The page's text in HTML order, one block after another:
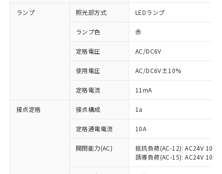
ランプ 照光部方式 LEDランプ
ランプ色 赤
定格電圧 AC/DC6V
使用電圧 AC/DC6V±10%
定格電流 11mA
接点定格 接点構成 1a
定格通電電流 10A
開閉能力(AC)
抵抗負荷(AC-12): AC24V 10A/
誘導負荷(AC-15): AC24V
以下の条件をお読みいただき、同意のうえ
本サービスは、当社制御機器事業取扱
商品の当社在庫状況および標準価格
(税抜)を提供させていただくもので
当社制御機器事業取扱商品の中には、
本サービスの対象外となる商品もある
非含有に対応した製品が提供可能な商品で
対応予定：EU RoHS指令（10物質）の非含
有に対応した製品に切り替える予定のある
対応予定なし：EU RoHS指令（10物質）の
非含有に非対応の商品で、対応品を出す予
調査・確認中：EU RoHS指令（10物質）の
非含有の対応状況を調査中または確認中の
非該当品：ライセンス料など無形物で、有
害物質有無と関係のない商品です。
仕入先様の事情により、非含有部品として
「○」：最大均質材料含有率が中国RoHSの
基準値以下であることを示します。
「×」：最大均質材料含有率が中国RoHSの